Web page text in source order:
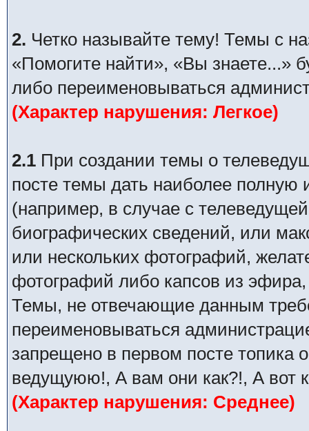
2. Четко называйте тему! Темы с
«Помогите найти», «Вы знаете...»
либо переименовываться
(Характер нарушения: Легкое)
2.1 При создании темы о
посте темы дать наиболее
(например, в случае с
биографических сведений, или
или нескольких фотографий,
фотографий либо капсов из
Темы, не отвечающие данным
переименовываться
запрещено в первом посте топика
ведущуюю!, А вам они как?!, А вот
(Характер нарушения: Среднее)